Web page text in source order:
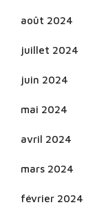
août 2024
juillet 2024
juin 2024
mai 2024
avril 2024
mars 2024
février 2024